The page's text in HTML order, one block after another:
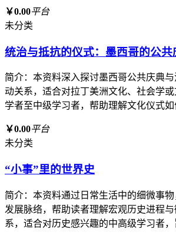
￥0.00平台
未分类
统治与抵抗的仪式：墨西哥的公
简介：本资料深入探讨墨西哥公共庆典
动关系，适合对拉丁美洲文化、社会学
学者至中级学习者，帮助理解文化仪式如
￥0.00平台
未分类
“小事”里的世界史
简介：本资料通过日常生活中的细微事
发展脉络，帮助读者理解宏观历史进程
系，适合对历史感兴趣的中高级学习者